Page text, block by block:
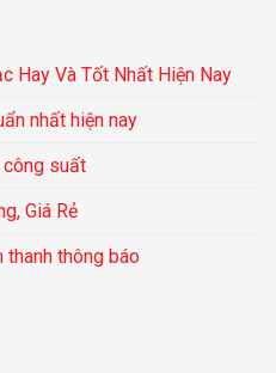
Hay Và Tốt Nhất Hiện Nay
nhất hiện nay
công suất
Giá Rẻ
thanh thông báo